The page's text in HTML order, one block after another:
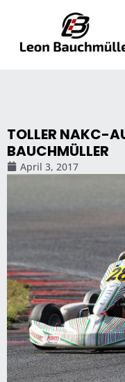
TOLLER NAKC-
BAUCHMÜLLER
April 3, 2017